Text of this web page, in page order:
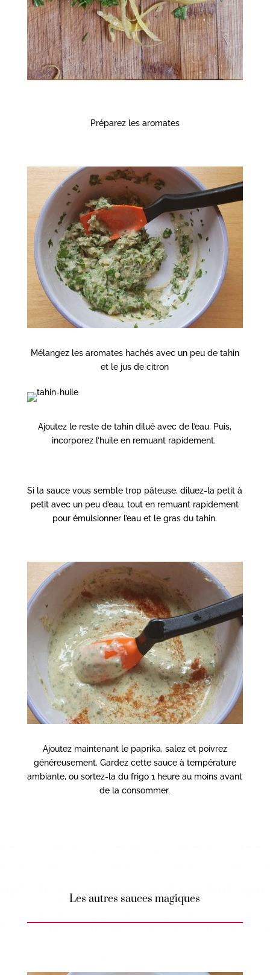
Préparez les aromates
Mélangez les aromates hachés avec un peu de tahin
et le jus de citron
Ajoutez le reste de tahin dilué avec de l’eau. Puis,
incorporez l’huile en remuant rapidement.
Si la sauce vous semble trop pâteuse, diluez-la petit à
petit avec un peu d’eau, tout en remuant rapidement
pour émulsionner l’eau et le gras du tahin.
Ajoutez maintenant le paprika, salez et poivrez
généreusement. Gardez cette sauce à température
ambiante, ou sortez-la du frigo 1 heure au moins avant
de la consommer.
Les autres sauces magiques